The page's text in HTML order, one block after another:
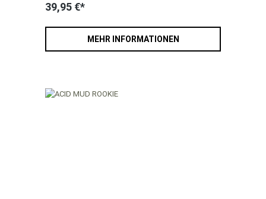
39,95 €*
MEHR INFORMATIONEN